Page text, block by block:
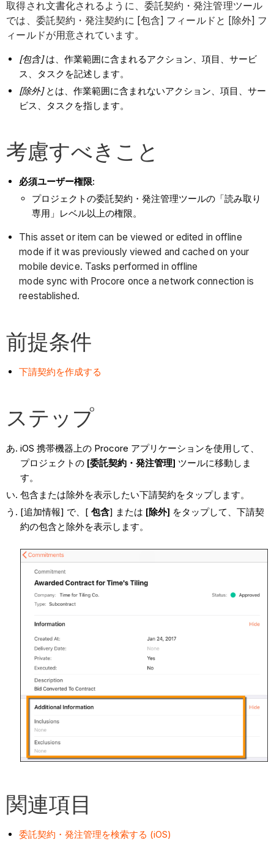
取得され文書化されるように、委託契約・発注管理ツール
では、委託契約・発注契約に [包含] フィールドと [除外] フ
ィールドが用意されています。
[包含]は、作業範囲に含まれるアクション、項目、サービ
ス、タスクを記述します。
[除外]とは、作業範囲に含まれないアクション、項目、サー
ビス、タスクを指します。
考慮すべきこと
必須ユーザー権限:
プロジェクトの委託契約・発注管理ツールの「読み取り
専用」レベル以上の権限。
This asset or item can be viewed or edited in offline
mode if it was previously viewed and cached on your
mobile device. Tasks performed in offline
mode sync with Procore once a network connection is
reestablished.
前提条件
下請契約を作成する
ステップ
iOS 携帯機器上の Procore アプリケーションを使用して、
プロジェクトの [委託契約・発注管理] ツールに移動しま
す。
包含または除外を表示したい下請契約をタップします。
[追加情報] で、[ 包含] または [除外] をタップして、下請契
約の包含と除外を表示します。
関連項目
委託契約・発注管理を検索する (iOS)